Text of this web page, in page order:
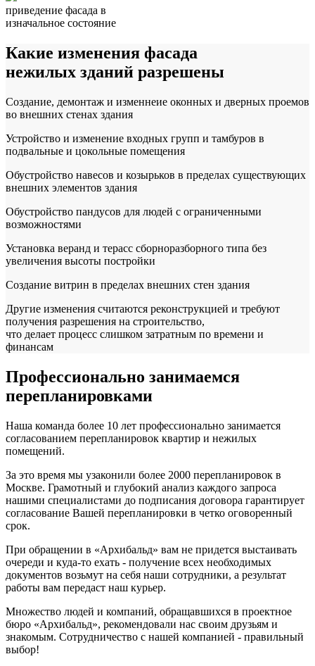
приведение фасада в
изначальное состояние
Какие изменения фасада
нежилых зданий разрешены
Создание, демонтаж и изменнеие оконных и дверных проемов
во внешних стенах здания
Устройство и изменение входных групп и тамбуров в
подвальные и цокольные помещения
Обустройство навесов и козырьков в пределах существующих
внешних элементов здания
Обустройство пандусов для людей с ограниченными
возможностями
Установка веранд и терасс сборноразборного типа без
увеличения высоты постройки
Создание витрин в пределах внешних стен здания
Другие изменения считаются реконструкцией и требуют
получения разрешения на строительство,
что делает процесс слишком затратным по времени и
финансам
Профессионально занимаемся
перепланировками
Наша команда более 10 лет профессионально занимается
согласованием перепланировок квартир и нежилых
помещений.
За это время мы узаконили более 2000 перепланировок в
Москве. Грамотный и глубокий анализ каждого запроса
нашими специалистами до подписания договора гарантирует
согласование Вашей перепланировки в четко оговоренный
срок.
При обращении в «Архибальд» вам не придется выстаивать
очереди и куда-то ехать - получение всех необходимых
документов возьмут на себя наши сотрудники, а результат
работы вам передаст наш курьер.
Множество людей и компаний, обращавшихся в проектное
бюро «Архибальд», рекомендовали нас своим друзьям и
знакомым. Сотрудничество с нашей компанией - правильный
выбор!